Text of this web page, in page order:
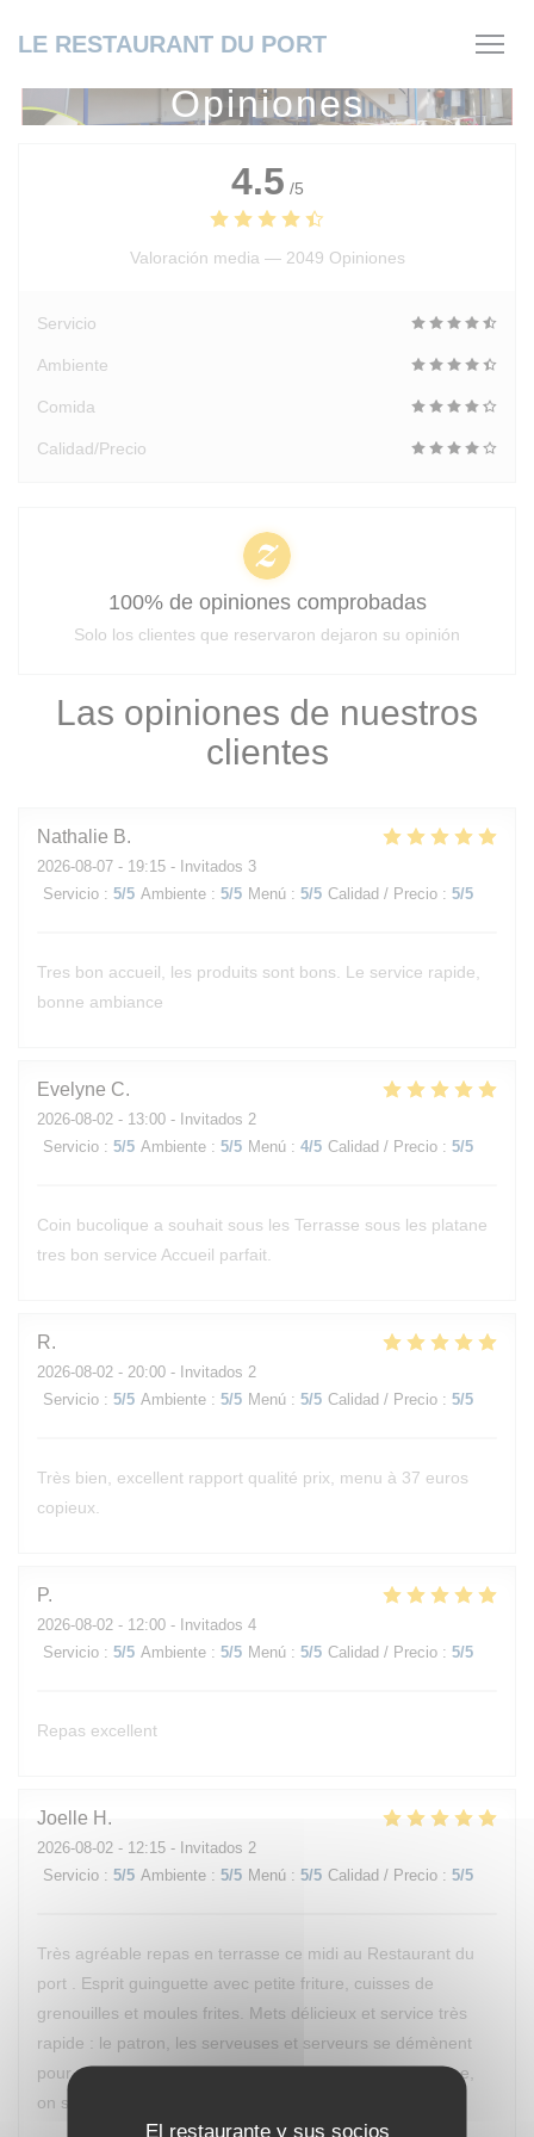
El restaurante y sus socios
LE RESTAURANT DU PORT
Opiniones
Las opiniones de nuestros
clientes
Nathalie B
2026-08-07 - 19:15 - Invitados 3
Servicio : 5/5 Ambiente : 5/5 Menú : 5/5 Calidad / Precio : 5/5
Tres bon accueil, les produits sont bons. Le service rapide,
bonne ambiance
Evelyne C
2026-08-02 - 13:00 - Invitados 2
Servicio : 5/5 Ambiente : 5/5 Menú : 4/5 Calidad / Precio : 5/5
Coin bucolique a souhait sous les Terrasse sous les platane
tres bon service Accueil parfait.
R
2026-08-02 - 20:00 - Invitados 2
Servicio : 5/5 Ambiente : 5/5 Menú : 5/5 Calidad / Precio : 5/5
Très bien, excellent rapport qualité prix, menu à 37 euros
copieux.
P
2026-08-02 - 12:00 - Invitados 4
Servicio : 5/5 Ambiente : 5/5 Menú : 5/5 Calidad / Precio : 5/5
Repas excellent
Joelle H
2026-08-02 - 12:15 - Invitados 2
Servicio : 5/5 Ambiente : 5/5 Menú : 5/5 Calidad / Precio : 5/5
Très agréable repas en terrasse ce midi au Restaurant du
port . Esprit guinguette avec petite friture, cuisses de
grenouilles et moules frites. Mets délicieux et service très
rapide : le patron, les serveuses et serveurs se démènent
pour vous satisfaire rapidement. Il va de soi qu'en cuisine,
on se démène également. Bravo à l'équipe !
4.5 /5
Valoración media — 2049 Opiniones
Servicio
Ambiente
Comida
Calidad/Precio
100% de opiniones comprobadas
Solo los clientes que reservaron dejaron su opinión